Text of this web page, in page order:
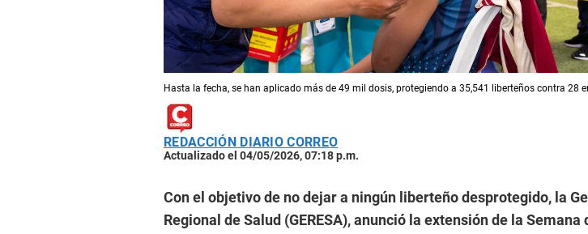
Hasta la fecha, se han aplicado más de 49 mil dosis, protegiendo a 35,541 liberteños contra 28
REDACCIÓN DIARIO CORREO
Actualizado el 04/05/2026, 07:18 p.m.
Con el objetivo de no dejar a ningún liberteño desprotegido, la
Regional de Salud (GERESA), anunció la extensión de la Semana